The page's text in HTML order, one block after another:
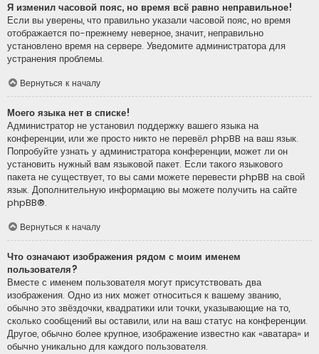
Я изменил часовой пояс, но время всё равно неправильное!
Если вы уверены, что правильно указали часовой пояс, но время
отображается по-прежнему неверное, значит, неправильно
установлено время на сервере. Уведомите администратора для
устранения проблемы.
Вернуться к началу
Моего языка нет в списке!
Администратор не установил поддержку вашего языка на
конференции, или же просто никто не перевёл phpBB на ваш язык.
Попробуйте узнать у администратора конференции, может ли он
установить нужный вам языковой пакет. Если такого языкового
пакета не существует, то вы сами можете перевести phpBB на свой
язык. Дополнительную информацию вы можете получить на сайте
phpBB®.
Вернуться к началу
Что означают изображения рядом с моим именем
пользователя?
Вместе с именем пользователя могут присутствовать два
изображения. Одно из них может относиться к вашему званию,
обычно это звёздочки, квадратики или точки, указывающие на то,
сколько сообщений вы оставили, или на ваш статус на конференции.
Другое, обычно более крупное, изображение известно как «аватара» и
обычно уникально для каждого пользователя.